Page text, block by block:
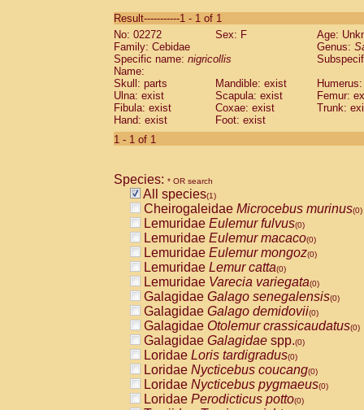
CebidaeSaguinus labiatus(0)
Cebidae Saguinus leucopus (0)
Cebidae
CebidaeSaguinus mystax
Cebidae Saguinus nigricollis (1)
Cebidae Saguinus oedipus
Cebidae Saguinus weddelli
Cebidae Saguinusspp.
Cebidae
CebidaeCebus capucinus
CebidaeCebus nigrivittatus
CebidaeCebus spp.(0)
CebidaeSaimiri boliviensis(0)
CebidaeSaimiri sciureus(0)
AtelidaeAlouatta caraya(0)
AtelidaeAlouatta fusca(0)
AtelidaeAlouatta seniculus(0)
AtelidaeAlouattaspp.(0)
AtelidaeAteles belzebuth(0)
AtelidaeAteles geoffroyi(0)
AtelidaeAteles paniscus(0)
AtelidaeAtelesspp.(0)
AtelidaeLagothrix lagothricha(0)
AtelidaeLagothrix lagothricha cana
PitheciidaeCacajao calvus
Result-----------1 - 1 of 1
No: 02272
Sex: F
Age:
Family: Cebidae
Genus:
Specific name: nigricollis
Name:
Skull: parts
Mandible: exist
Ulna: exist
Scapula: exist
Femur:
Fibula: exist
Coxae: exist
Trunk:
Hand: exist
Foot: exist
1 - 1 of 1
Species: * OR search
All species(1)
Cheirogaleidae Microcebus murinus(0)
Lemuridae Eulemur fulvus(0)
Lemuridae Eulemur macaco(0)
Lemuridae Eulemur mongoz(0)
Lemuridae Lemur catta(0)
Lemuridae Varecia variegata(0)
Galagidae Galago senegalensis(0)
Galagidae Galago demidovii(0)
Galagidae Otolemur crassicaudatus(0)
Galagidae Galagidae spp.(0)
Loridae Loris tardigradus(0)
Loridae Nycticebus coucang(0)
Loridae Nycticebus pygmaeus(0)
Loridae Perodicticus potto(0)